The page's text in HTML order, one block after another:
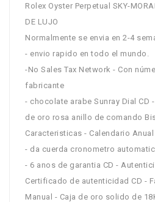
Rolex Oyster Perpetual SKY-
DE LUJO
Normalmente se envia en 2-4
- envio rapido en todo el mundo.
-No Sales Tax Network - Con
fabricante
- chocolate arabe Sunray Dial
de oro rosa anillo de comando
Caracteristicas - Calendario
- da cuerda cronometro
- 6 anos de garantia CD -
Certificado de autenticidad CD -
Manual - Caja de oro solido de